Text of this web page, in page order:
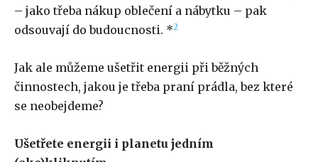
– jako třeba nákup oblečení a nábytku – pak
odsouvají do budoucnosti. *2
Jak ale můžeme ušetřit energii při běžných
činnostech, jakou je třeba praní prádla, bez které
se neobejdeme?
Ušetřete energii i planetu jedním